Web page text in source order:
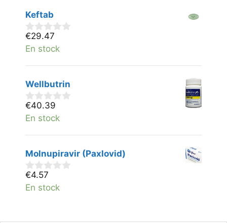
Keftab
0
v
n
€29.47
En stock
Wellbutrin
0
v
n
€40.39
En stock
Molnupiravir (Paxlovid)
0
v
€4.57
En stock